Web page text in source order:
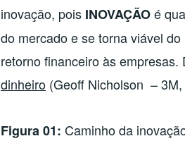
inovação, pois INOVAÇÃOé
do mercado e se torna viável
retorno financeiro às empresas.
dinheiro (Geoff Nicholson – 3M,
Figura 01: Caminho da